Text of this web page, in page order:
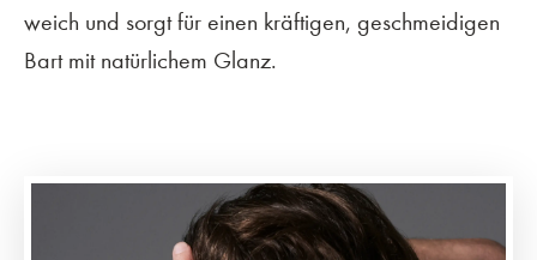
weich und sorgt für einen kräftigen, geschmeidigen
Bart mit natürlichem Glanz.